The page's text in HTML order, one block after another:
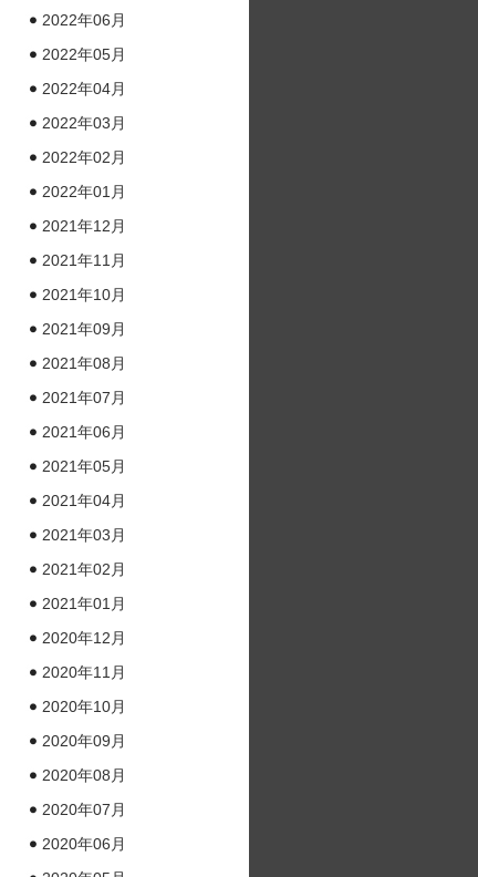
2022年06月
2022年05月
2022年04月
2022年03月
2022年02月
2022年01月
2021年12月
2021年11月
2021年10月
2021年09月
2021年08月
2021年07月
2021年06月
2021年05月
2021年04月
2021年03月
2021年02月
2021年01月
2020年12月
2020年11月
2020年10月
2020年09月
2020年08月
2020年07月
2020年06月